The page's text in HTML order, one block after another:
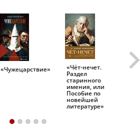
«Чужецарствие» «Чёт-нечет.
Раздел
старинного
имения, или
Пособие по
новейшей
литературе»